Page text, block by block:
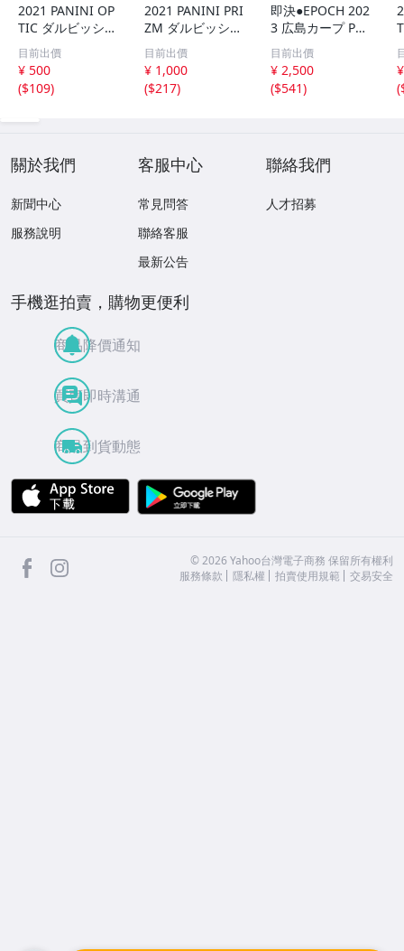
2021 PANINI OP
TIC ダルビッシュ
有 249枚限定
シリアルカード
パドレス
目前出價
¥ 500
($109)
2021 PANINI PRI
ZM ダルビッシュ
有 40枚限定
シリアルカード
パドレス
目前出價
¥ 1,000
($217)
即決●EPOCH 202
3 広島カープ PRE
MIER EDITION
堂林翔太 /5枚限
定 デコモリ緑箔
サインカード #D
目前出價
¥ 2,500
($541)
(
關於我們
新聞中心
服務說明
客服中心
常見問答
聯絡客服
最新公告
聯絡我們
人才招募
手機逛拍賣，購物更便利
商品降價通知
買賣即時溝通
商品到貨動態
APP Store
facebook ©2026 Yahoo台灣電子商務 保留所有權利
服務條款
隱私權 拍賣使用規範 交易安全